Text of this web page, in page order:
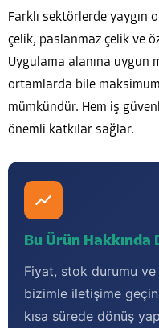
Farklı sektörlerde yaygın
çelik, paslanmaz çelik ve
Uygulama alanına uygun
ortamlarda bile
mümkündür. Hem iş
önemli katkılar sağlar.
Bu Ürün Hakkında
Fiyat, stok durumu
bizimle iletişime
kısa sürede dönüş